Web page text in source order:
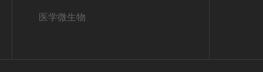
医学微生物